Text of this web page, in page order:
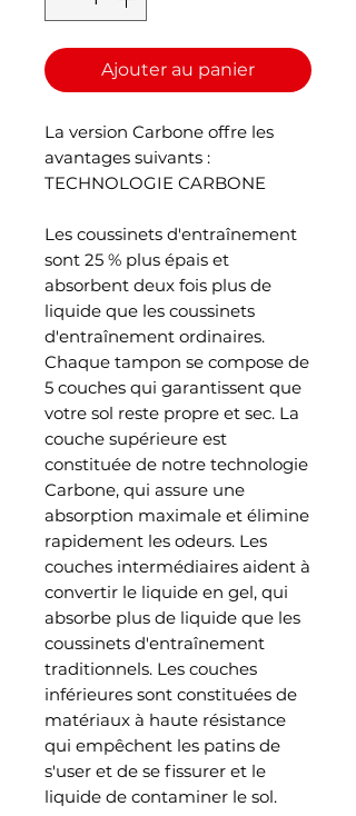
Ajouter au panier
La version Carbone offre les
avantages suivants :
TECHNOLOGIE CARBONE
Les coussinets d'entraînement
sont 25 % plus épais et
absorbent deux fois plus de
liquide que les coussinets
d'entraînement ordinaires.
Chaque tampon se compose de
5 couches qui garantissent que
votre sol reste propre et sec. La
couche supérieure est
constituée de notre technologie
Carbone, qui assure une
absorption maximale et élimine
rapidement les odeurs. Les
couches intermédiaires aident à
convertir le liquide en gel, qui
absorbe plus de liquide que les
coussinets d'entraînement
traditionnels. Les couches
inférieures sont constituées de
matériaux à haute résistance
qui empêchent les patins de
s'user et de se fissurer et le
liquide de contaminer le sol.